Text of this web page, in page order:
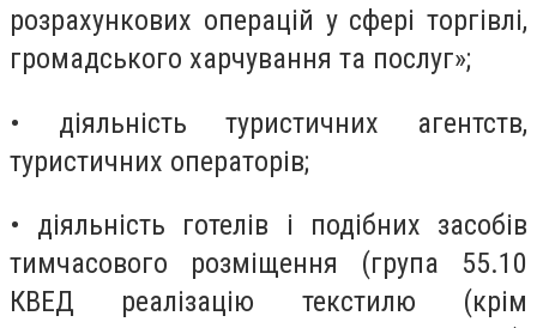
розрахункових операцій у сфері торгівлі,
громадського харчування та послуг»;
• діяльність туристичних агентств,
туристичних операторів;
• діяльність готелів і подібних засобів
тимчасового розміщення (група 55.10
КВЕД реалізацію текстилю (крім